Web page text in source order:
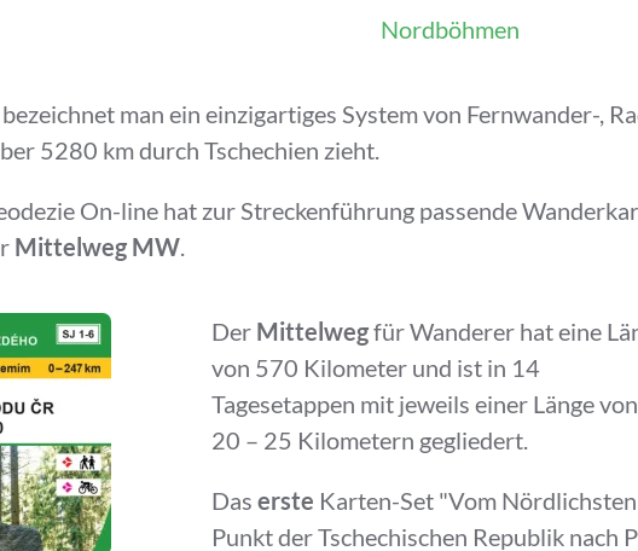
Nordböhmen
man ein einzigartiges System von Fernwander-,
5280 km durch Tschechien zieht.
On-line hat zur Streckenführung passende
Mittelweg MW
Der Mittelwegfür Wanderer hat eine
von 570 Kilometer und ist in 14
Tagesetappen mit jeweils einer Länge von
20 – 25 Kilometern gegliedert.
Das erste Karten-Set "Vom Nördlichsten
Punkt der Tschechischen Republik nach